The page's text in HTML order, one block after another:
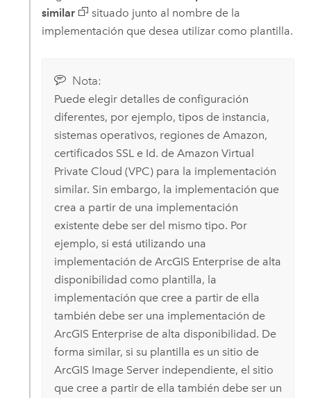
similar
situado junto al nombre de la
implementación que desea utilizar como plantilla.
Nota:
Puede elegir detalles de configuración
diferentes, por ejemplo, tipos de instancia,
sistemas operativos, regiones de Amazon,
certificados SSL e Id. de Amazon Virtual
Private Cloud (VPC)para la implementación
similar. Sin embargo, la implementación que
crea a partir de una implementación
existente debe ser del mismo tipo. Por
ejemplo, si está utilizando una
implementación de ArcGIS Enterprisede alta
disponibilidad como plantilla, la
implementación que cree a partir de ella
también debe ser una implementación de
ArcGIS Enterprisede alta disponibilidad. De
forma similar, si su plantilla es un sitio de
ArcGIS Image Serverindependiente, el sitio
que cree a partir de ella también debe ser un